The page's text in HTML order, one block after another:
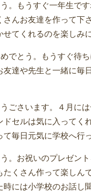
。もうすぐ一年生で
さんお友達を作って下
てくれるのを楽しみ
でとう。もうすぐ待
友達や先生と一緒に毎
ごさいます。４月に
ドセルは気に入ってく
て毎日元気に学校へ行
。お祝いのプレゼント
たくさん作って楽しん
には小学校のお話し